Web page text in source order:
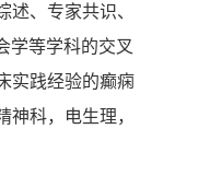
、专家共识、
学等学科的交叉
实践经验的癫痫
科，电生理，